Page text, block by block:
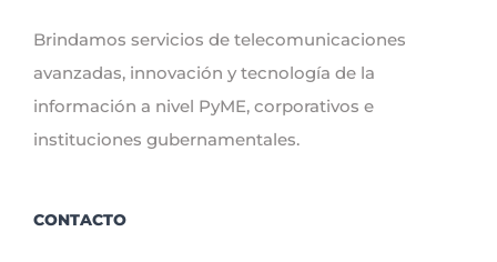
Brindamos servicios de telecomunicaciones
avanzadas, innovación y tecnología de la
información a nivel PyME, corporativos e
instituciones gubernamentales.
CONTACTO